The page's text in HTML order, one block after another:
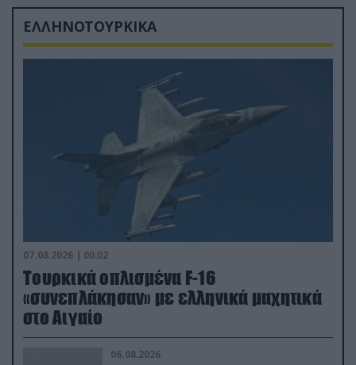
ΕΛΛΗΝΟΤΟΥΡΚΙΚΑ
07.08.2026 | 00:02
Τουρκικά οπλισμένα F-16
«συνεπλάκησαν» με ελληνικά μαχητικά
στο Αιγαίο
06.08.2026